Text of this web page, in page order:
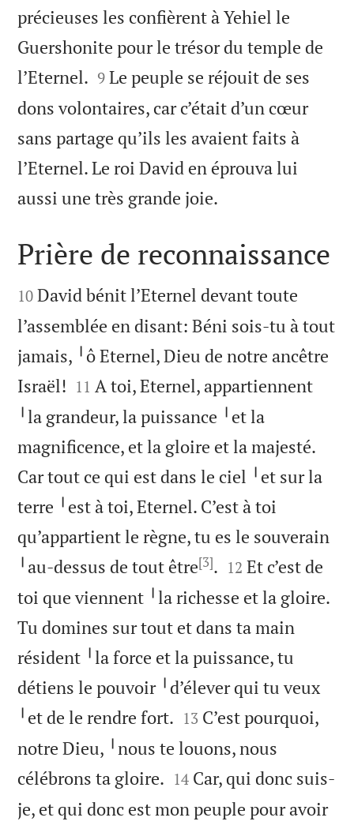
précieuses les confièrent à Yehiel le
Guershonite pour le trésor du temple de
l’Eternel. 

9 Le peuple se réjouit de ses
dons volontaires, car c’était d’un cœur
sans partage qu’ils les avaient faits à
l’Eternel. Le roi David en éprouva lui
aussi une très grande joie.

Prière de reconnaissance

10 David bénit l’Eternel devant toute
l’assemblée en disant: Béni sois-tu à tout
jamais, ╵ô Eternel, Dieu de notre ancêtre
Israël! 

11 A toi, Eternel, appartiennent
╵la grandeur, la puissance ╵et la
magnificence, et la gloire et la majesté.
Car tout ce qui est dans le ciel ╵et sur la
terre ╵est à toi, Eternel. C’est à toi
qu’appartient le règne, tu es le souverain
╵au-dessus de tout être[3]. 

12 Et c’est de
toi que viennent ╵la richesse et la gloire.
Tu domines sur tout et dans ta main
résident ╵la force et la puissance, tu
détiens le pouvoir ╵d’élever qui tu veux
╵et de le rendre fort. 

13 C’est pourquoi,
notre Dieu, ╵nous te louons, nous
célébrons ta gloire. 

14 Car, qui donc suis-
je, et qui donc est mon peuple pour avoir